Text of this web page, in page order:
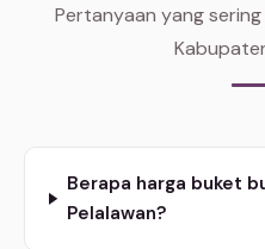
Pertanyaan yang
Berapa harga buket
Pelalawan?